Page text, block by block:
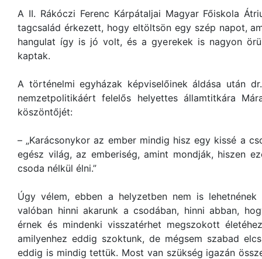
A II. Rákóczi Ferenc Kárpátaljai Magyar Főiskola
tagcsalád érkezett, hogy eltöltsön egy szép napot,
hangulat így is jó volt, és a gyerekek is nagyon
kaptak.
A történelmi egyházak képviselőinek áldása után
nemzetpolitikáért felelős helyettes államtitkára
köszöntőjét:
– „Karácsonykor az ember mindig hisz egy kissé a
egész világ, az emberiség, amint mondják, hiszen
csoda nélkül élni.”
Úgy vélem, ebben a helyzetben nem is
valóban hinni akarunk a csodában, hinni abban,
érnek és mindenki visszatérhet megszokott
amilyenhez eddig szoktunk, de mégsem szabad
eddig is mindig tettük. Most van szükség igazán